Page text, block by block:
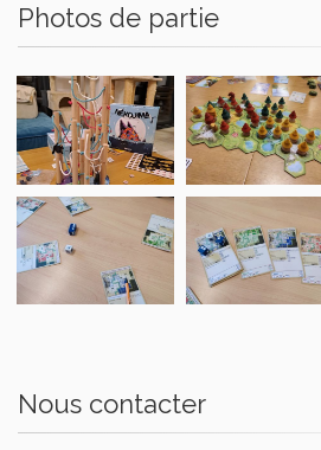
Photos de partie
Nous contacter